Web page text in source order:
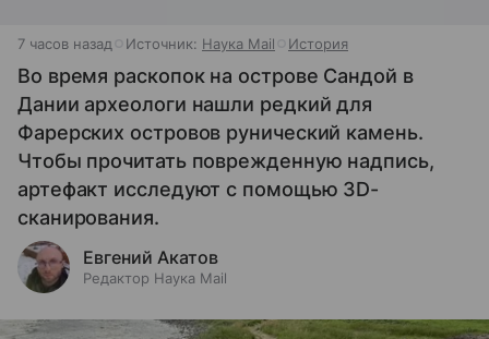
7 часов назад Источник: Наука Mail История
Во время раскопок на острове Сандой в
Дании археологи нашли редкий для
Фарерских островов рунический камень.
Чтобы прочитать поврежденную надпись,
артефакт исследуют с помощью 3D-
сканирования.
Евгений Акатов
Редактор Наука Mail